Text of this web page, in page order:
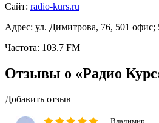
Сайт: radio-kurs.ru
Адрес: ул. Димитрова, 76, 501 офис;
Частота: 103.7 FM
Отзывы о «Радио
Добавить отзыв
Владимир